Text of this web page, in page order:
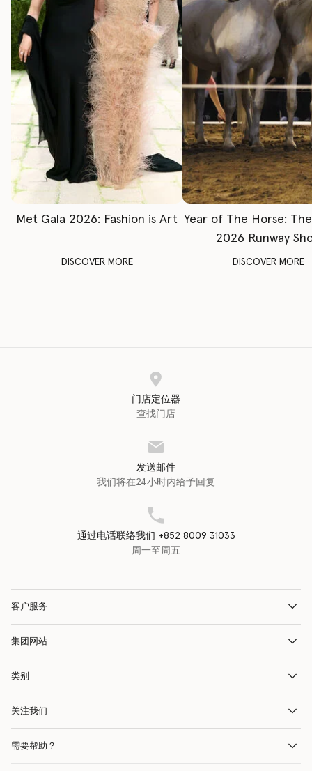
Met Gala 2026: Fashion is Art
DISCOVER MORE
Year of The Horse:
2026 Runway
DISCOVER MORE
门店定位器
查找门店
发送邮件
我们将在24小时内给予回复
通过电话联络我们 +852 8009 31033
周一至周五
客户服务
集团网站
类别
关注我们
需要帮助？